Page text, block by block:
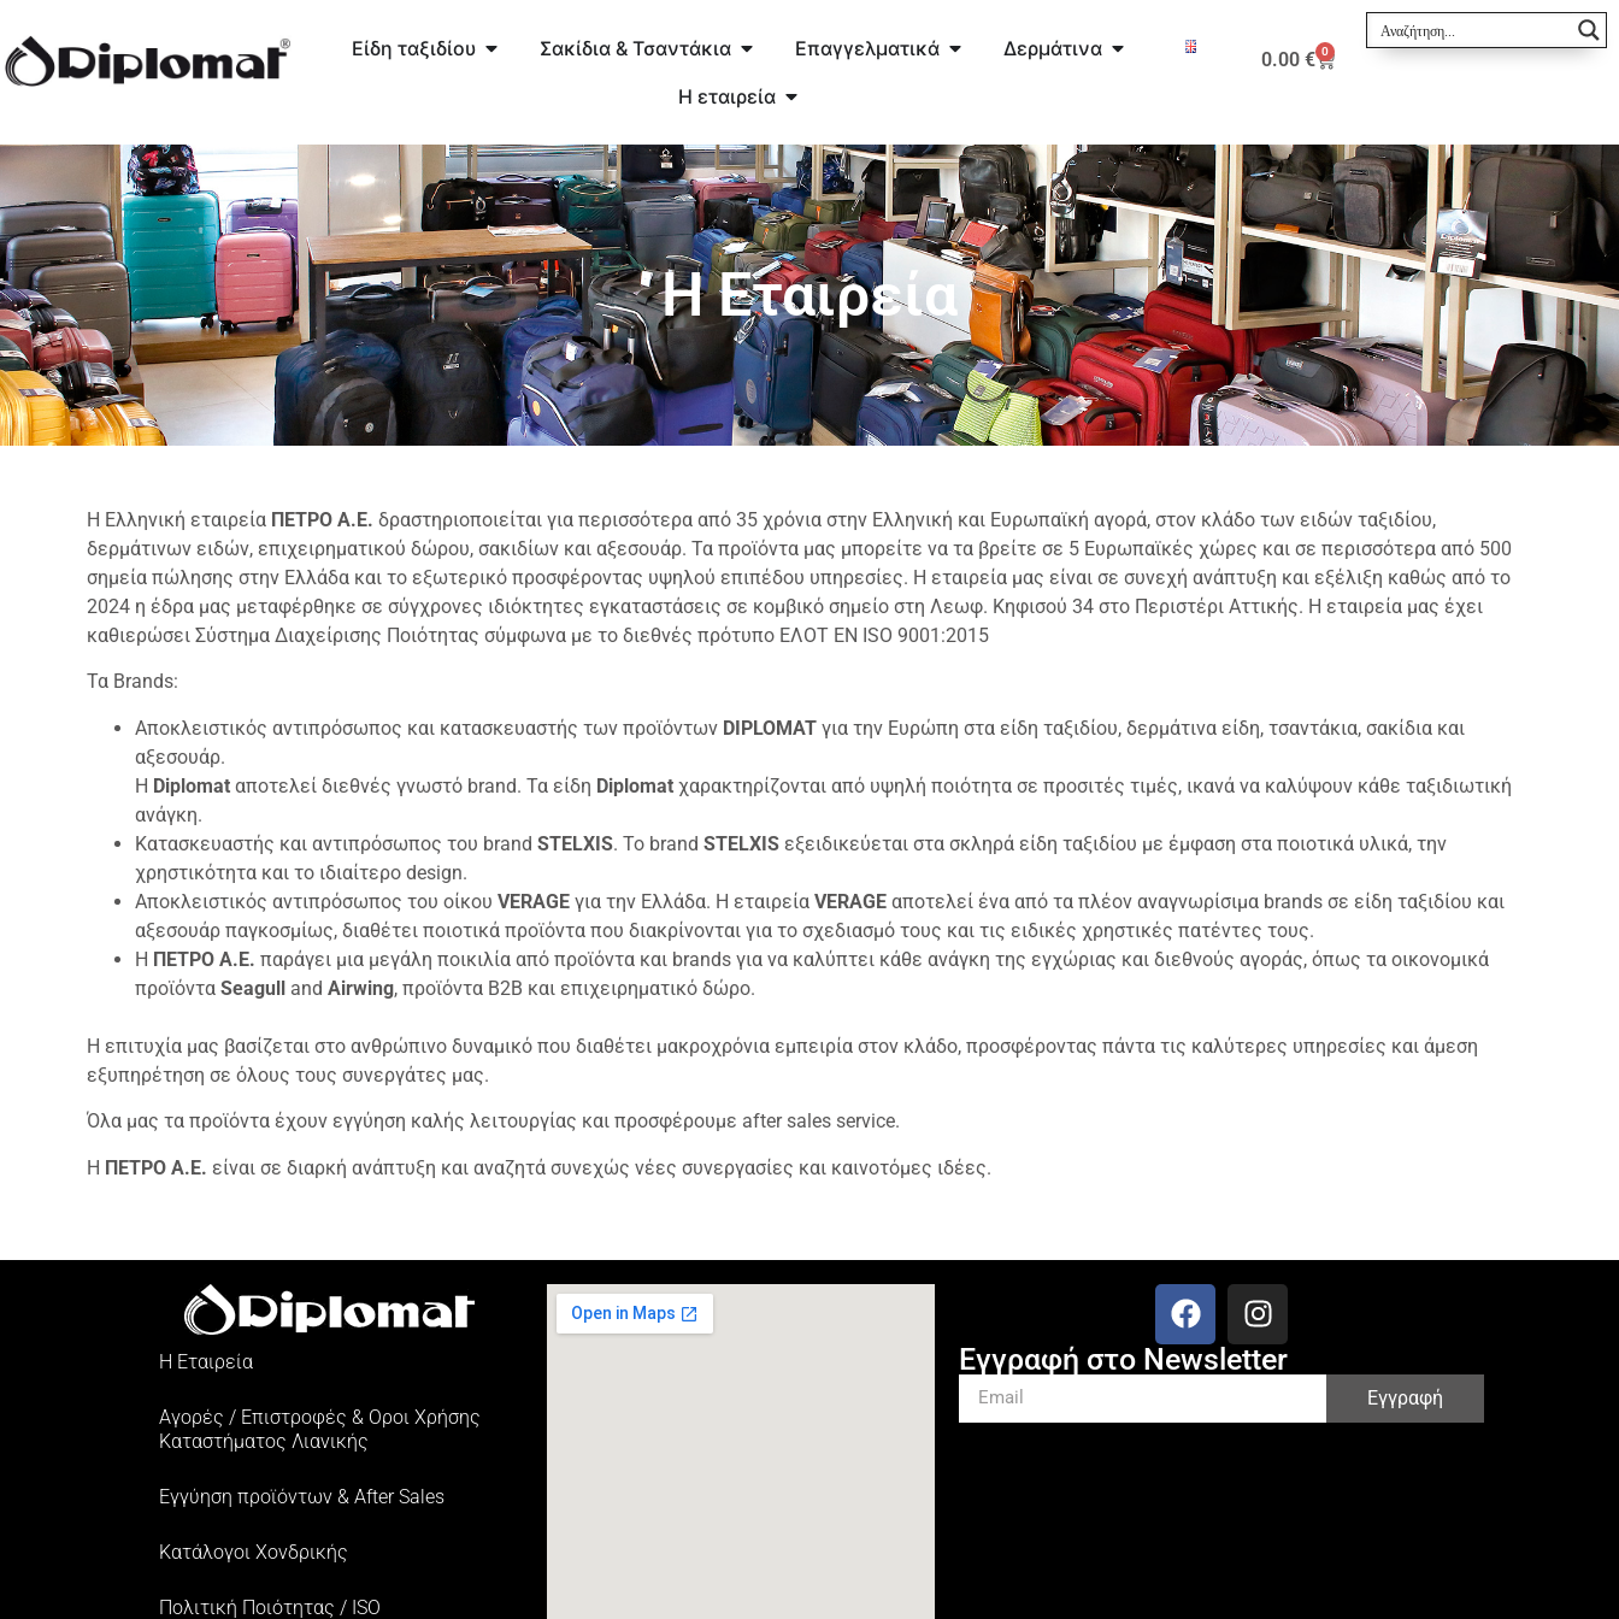
Είδη ταξιδίου Σακίδια & Τσαντάκια Επαγγελματικά
Δερμάτινα
Η εταιρεία
0.00 € 0
Η Εταιρεία
Η Ελληνική εταιρεία ΠΕΤΡΟ Α.Ε. δραστηριοποιείται για περισσότερα από 35 χρόνια στην Ελληνική και Ευρωπαϊκή αγορά, στον κλάδο των ειδών ταξιδίου,
δερμάτινων ειδών, επιχειρηματικού δώρου, σακιδίων και αξεσουάρ. Τα προϊόντα μας μπορείτε να τα βρείτε σε 5 Ευρωπαϊκές χώρες και σε περισσότερα από 500
σημεία πώλησης στην Ελλάδα και το εξωτερικό προσφέροντας υψηλού επιπέδου υπηρεσίες. Η εταιρεία μας είναι σε συνεχή ανάπτυξη και εξέλιξη καθώς από το
2024 η έδρα μας μεταφέρθηκε σε σύγχρονες ιδιόκτητες εγκαταστάσεις σε κομβικό σημείο στη Λεωφ. Κηφισού 34 στο Περιστέρι Αττικής. Η εταιρεία μας έχει
καθιερώσει Σύστημα Διαχείρισης Ποιότητας σύμφωνα με το διεθνές πρότυπο ΕΛΟΤ EN ISO 9001:2015
Τα Brands:
Αποκλειστικός αντιπρόσωπος και κατασκευαστής των προϊόντων DIPLOMAT για την Ευρώπη στα είδη ταξιδίου, δερμάτινα είδη, τσαντάκια, σακίδια και
αξεσουάρ.
Η Diplomat αποτελεί διεθνές γνωστό brand. Τα είδη Diplomat χαρακτηρίζονται από υψηλή ποιότητα σε προσιτές τιμές, ικανά να καλύψουν κάθε ταξιδιωτική
ανάγκη.
Κατασκευαστής και αντιπρόσωπος του brand STELXIS. Το brand STELXIS εξειδικεύεται στα σκληρά είδη ταξιδίου με έμφαση στα ποιοτικά υλικά, την
χρηστικότητα και το ιδιαίτερο design.
Αποκλειστικός αντιπρόσωπος του οίκου VERAGE για την Ελλάδα. Η εταιρεία VERAGE αποτελεί ένα από τα πλέον αναγνωρίσιμα brands σε είδη ταξιδίου και
αξεσουάρ παγκοσμίως, διαθέτει ποιοτικά προϊόντα που διακρίνονται για το σχεδιασμό τους και τις ειδικές χρηστικές πατέντες τους.
Η ΠΕΤΡΟ Α.Ε. παράγει μια μεγάλη ποικιλία από προϊόντα και brands για να καλύπτει κάθε ανάγκη της εγχώριας και διεθνούς αγοράς, όπως τα οικονομικά
προϊόντα Seagull and Airwing, προϊόντα B2B και επιχειρηματικό δώρο.
Η επιτυχία μας βασίζεται στο ανθρώπινο δυναμικό που διαθέτει μακροχρόνια εμπειρία στον κλάδο, προσφέροντας πάντα τις καλύτερες υπηρεσίες και άμεση
εξυπηρέτηση σε όλους τους συνεργάτες μας.
Όλα μας τα προϊόντα έχουν εγγύηση καλής λειτουργίας και προσφέρουμε after sales service.
Η ΠΕΤΡΟ Α.Ε. είναι σε διαρκή ανάπτυξη και αναζητά συνεχώς νέες συνεργασίες και καινοτόμες ιδέες.
Η Εταιρεία
Αγορές / Επιστροφές & Oροι Xρήσης
Kαταστήματος Λιανικής
Εγγύηση προϊόντων & After Sales
Κατάλογοι Χονδρικής
Πολιτική Ποιότητας / ISO
Εγγραφή στο Newsletter
Εγγραφή